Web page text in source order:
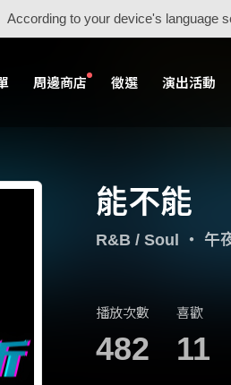
According to your device's language
周邊商店 徵選 演出活動
能不能
R&B / Soul ・ 午
播放次數
482
喜歡
11